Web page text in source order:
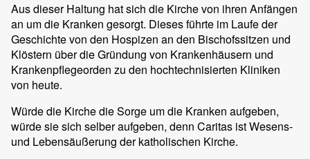
Aus dieser Haltung hat sich die Kirche von ihren Anfängen
an um die Kranken gesorgt. Dieses führte im Laufe der
Geschichte von den Hospizen an den Bischofssitzen und
Klöstern über die Gründung von Krankenhäusern und
Krankenpflegeorden zu den hochtechnisierten Kliniken
von heute.
Würde die Kirche die Sorge um die Kranken aufgeben,
würde sie sich selber aufgeben, denn Caritas ist Wesens-
und Lebensäußerung der katholischen Kirche.